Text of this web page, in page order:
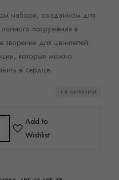
наборе, созданном для
погружения в
творение для ценителей
которые можно
в сердце.
1 В НАЛИЧИИ